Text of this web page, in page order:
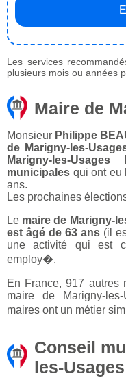
Les services
plusieurs mois ou années
Maire de
Monsieur Philippe
de Marigny-les-
Marigny-les-
municipales qui ont eu
ans.
Les prochaines
Le maire de Marigny-
est âgé de 63 ans (il
une activité qui est
employ�.
En France, 917 autres
maire de Marigny-
maires ont un métier
Conseil
les-Usages